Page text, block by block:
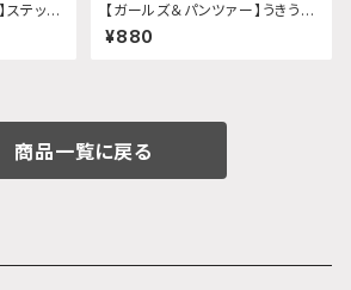
ステッカ
グロ
【ガールズ＆パンツァー】うきうき
ステッカー (武部沙織)
¥880
商品一覧に戻る